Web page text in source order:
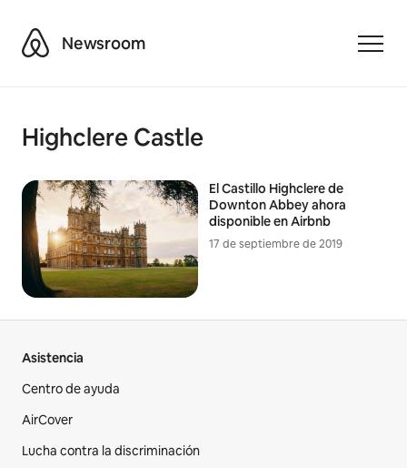
AirbnbNewsroom
Highclere Castle
El Castillo Highclere de
Downton Abbey ahora
disponible en Airbnb
17 de septiembre de 2019
Asistencia
Centro de ayuda
AirCover
Lucha contra la discriminación